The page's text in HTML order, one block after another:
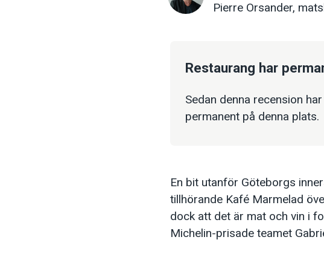
Pierre Orsander,
Restaurang har
Sedan denna recension
permanent på denna plats.
En bit utanför Göteborgs
tillhörande Kafé Marmelad
dock att det är mat och vin i
Michelin-prisade teamet